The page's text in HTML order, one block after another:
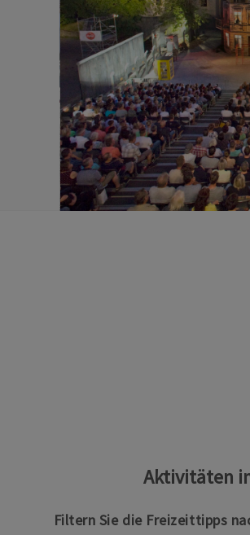
Aktivitäten
Filtern Sie die Freizeittipps